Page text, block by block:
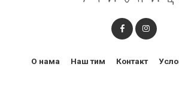
О нама Наш тим Контакт